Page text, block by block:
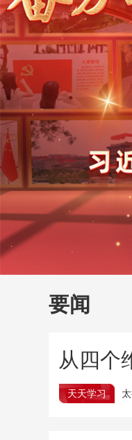
VIP会员
财经 教育
大国智造
CCTV.节目
要闻
从四个
天天学习